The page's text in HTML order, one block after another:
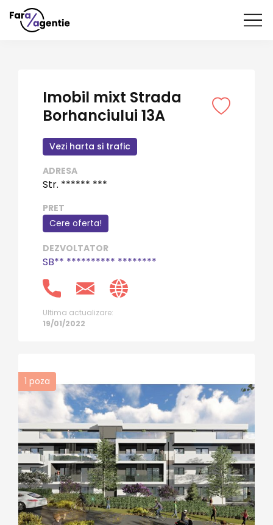
1 poza
Imobil mixt Strada
Borhanciului 13A
Vezi harta si trafic
ADRESA
Str. ****** ***
PRET
Cere oferta!
DEZVOLTATOR
SB** ********** ********
Ultima actualizare:
19/01/2022